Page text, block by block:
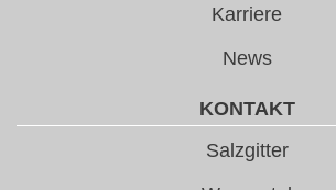
Karriere
News
KONTAKT
Salzgitter